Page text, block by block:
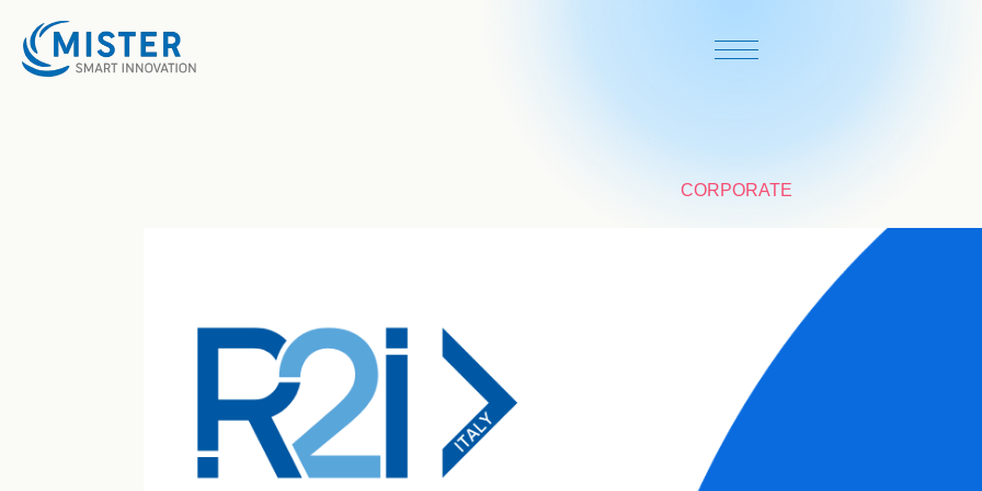
CORPORATE